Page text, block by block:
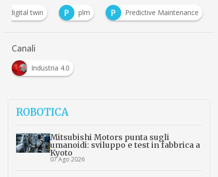
digital twin P plm P Predictive Maintenance
Canali
Industria 4.0
ROBOTICA
Mitsubishi Motors punta sugli
umanoidi: sviluppo e test in fabbrica a
Kyoto
07 Ago 2026